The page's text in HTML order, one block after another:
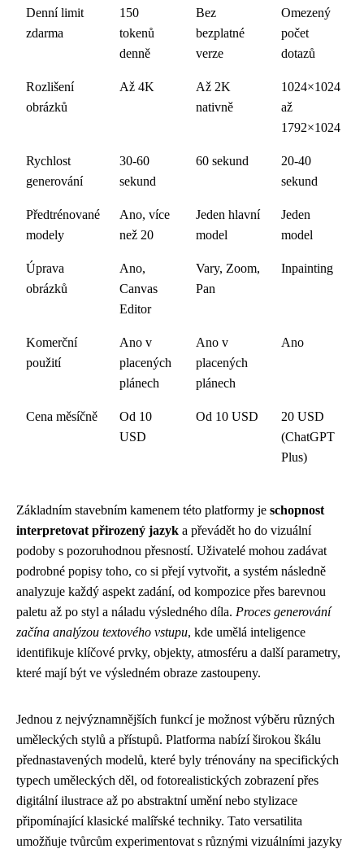
Denní limit
zdarma
150
tokenů
denně
Bez
bezplatné
verze
Omezený
počet
dotazů
Rozlišení
obrázků
Až 4K
Až 2K
nativně
1024×1024
až
1792×1024
Rychlost
generování
30-60
sekund
60 sekund
20-40
sekund
Předtrénované
modely
Ano, více
než 20
Jeden hlavní
model
Jeden
model
Úprava
obrázků
Ano,
Canvas
Editor
Vary, Zoom,
Pan
Inpainting
Komerční
použití
Ano v
placených
plánech
Ano v
placených
plánech
Ano
Cena měsíčně
Od 10
USD
Od 10 USD
20 USD
(ChatGPT
Plus)
Základním stavebním kamenem této platformy je schopnost
interpretovat přirozený jazyk a převádět ho do vizuální
podoby s pozoruhodnou přesností. Uživatelé mohou zadávat
podrobné popisy toho, co si přejí vytvořit, a systém následně
analyzuje každý aspekt zadání, od kompozice přes barevnou
paletu až po styl a náladu výsledného díla. Proces generování
začína analýzou textového vstupu, kde umělá inteligence
identifikuje klíčové prvky, objekty, atmosféru a další parametry,
které mají být ve výsledném obraze zastoupeny.
Jednou z nejvýznamnějších funkcí je možnost výběru různých
uměleckých stylů a přístupů. Platforma nabízí širokou škálu
přednastavených modelů, které byly trénovány na specifických
typech uměleckých děl, od fotorealistických zobrazení přes
digitální ilustrace až po abstraktní umění nebo stylizace
připomínající klasické malířské techniky. Tato versatilita
umožňuje tvůrcům experimentovat s různými vizuálními jazyky